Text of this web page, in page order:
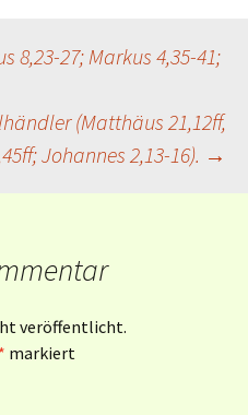
8,23-27; Markus 4,35-41;
(Matthäus 21,12ff,
Johannes 2,13-16). →
veröffentlicht.
* markiert